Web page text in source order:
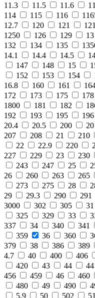
11.3
11.5 11.6
114
115 116
12.7
120 121
1250
126 129 13
132
134 135
14.1
14.4 14.5
147
148 15
152
153 154
16.8
160 161
172
173 175 178
1800
181 182
192
193 195 196
20.4
20.5 200
207
208 21 210
22
22.9 220
227
229 23 230
243
247 25
26
260 263 265
273
275 28
29
29.3 290 291
3000
302 305 31
325
329 33
337
34 340 341
359
36 360
379
38 386 389
4.7
40 400 406
420
43 44
456
459 46 460
480
49 490
5.9
50 502 51